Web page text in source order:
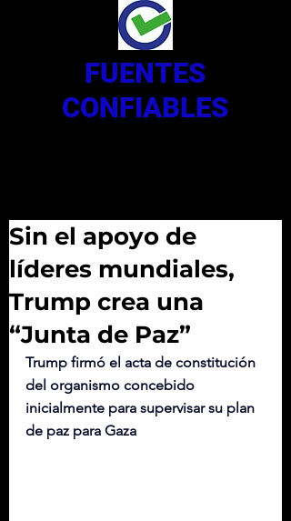
FUENTES
CONFIABLES
Sin el apoyo de
líderes mundiales,
Trump crea una
“Junta de Paz”
Trump firmó el acta de constitución
del organismo concebido
inicialmente para supervisar su plan
de paz para Gaza